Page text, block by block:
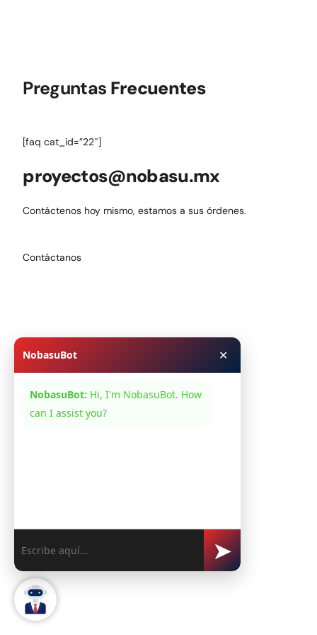
Preguntas Frecuentes
[faq cat_id=”22″]
proyectos@nobasu.mx
Contáctenos hoy mismo, estamos a sus órdenes.
Contáctanos
NobasuBot ✕
NobasuBot: Hi, I'm NobasuBot. How
can I assist you?
➤